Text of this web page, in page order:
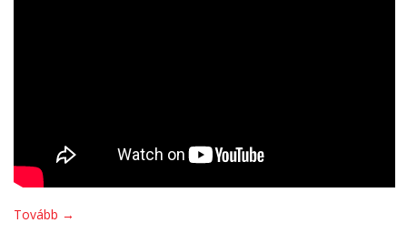
Tovább →